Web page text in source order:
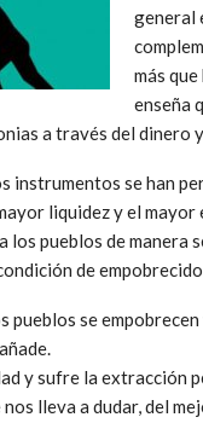
general
más
enseña
a través del dinero
instrumentos se han
liquidez y el
pueblos de manera
de
pueblos se
y sufre la extracción
lleva a dudar, del